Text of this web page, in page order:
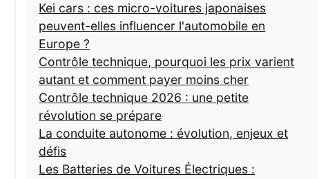
Kei cars : ces micro-voitures japonaises
peuvent-elles influencer l'automobile en
Europe ?
Contrôle technique, pourquoi les prix varient
autant et comment payer moins cher
Contrôle technique 2026 : une petite
révolution se prépare
La conduite autonome : évolution, enjeux et
défis
Les Batteries de Voitures Électriques :